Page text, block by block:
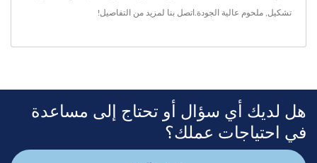
تشكيل ملحوم عالية الجودة. اتصل بنا لمزيد من التفاصيل!
هل لديك أي سؤال أو تحتاج إلى مساعدة
في احتياجات عملك؟